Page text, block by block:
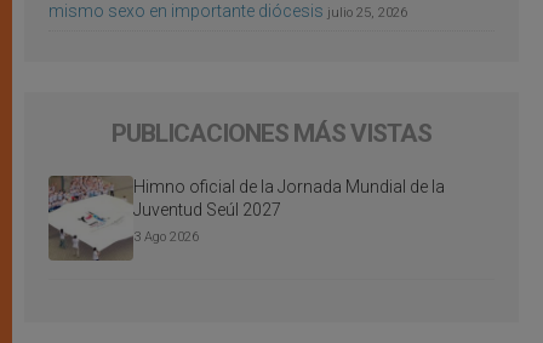
mismo sexo en importante diócesis julio 25, 2026
PUBLICACIONES MÁS VISTAS
Himno oficial de la Jornada Mundial de la
Juventud Seúl 2027
3 Ago 2026